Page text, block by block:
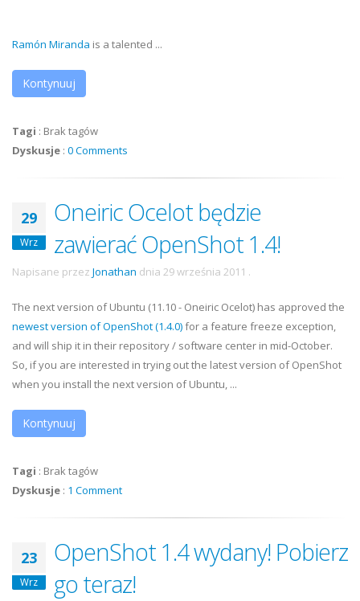
Ramón Miranda is a talented ...
Kontynuuj
Tagi : Brak tagów
Dyskusje : 0 Comments
29
Wrz
Oneiric Ocelot będzie
zawierać OpenShot 1.4!
Napisane przez Jonathan dnia 29 września 2011 .
The next version of Ubuntu (11.10 - Oneiric Ocelot) has approved the
newest version of OpenShot (1.4.0)for a feature freeze exception,
and will ship it in their repository / software center in mid-October.
So, if you are interested in trying out the latest version of OpenShot
when you install the next version of Ubuntu, ...
Kontynuuj
Tagi : Brak tagów
Dyskusje : 1 Comment
23
Wrz
OpenShot 1.4 wydany! Pobierz
go teraz!